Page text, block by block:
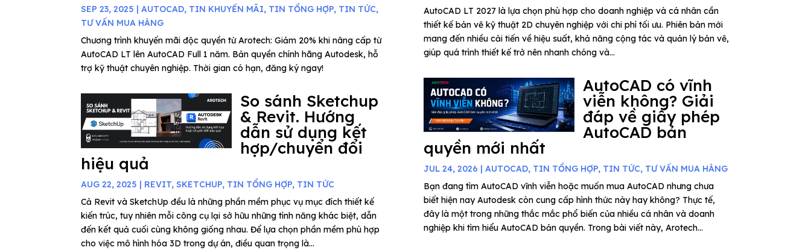
SEP 23, 2025 |AUTOCAD, TIN KHUYẾN MÃI, TIN TỔNG HỢP, TIN TỨC,
TƯ VẤN MUA HÀNG
Chương trình khuyến mãi độc quyền từ Arotech: Giảm 20% khi nâng cấp từ
AutoCAD LT lên AutoCAD Full 1 năm. Bản quyền chính hãng Autodesk, hỗ
trợ kỹ thuật chuyên nghiệp. Thời gian có hạn, đăng ký ngay!
So sánh Sketchup
& Revit. Hướng
dẫn sử dụng kết
hợp/chuyển đổi
hiệu quả
AUG 22, 2025 | REVIT,SKETCHUP, TIN TỔNG HỢP, TIN TỨC
Cả Revit và SketchUp đều là những phần mềm phục vụ mục đích thiết kế
kiến trúc, tuy nhiên mỗi công cụ lại sở hữu những tính năng khác biệt, dẫn
đến kết quả cuối cùng không giống nhau. Để lựa chọn phần mềm phù hợp
cho việc mô hình hóa 3D trong dự án, điều quan trọng là...
AutoCAD LT 2027 là lựa chọn phù hợp cho doanh nghiệp và cá nhân cần
thiết kế bản vẽ kỹ thuật 2D chuyên nghiệp với chi phí tối ưu. Phiên bản mới
mang đến nhiều cải tiến về hiệu suất, khả năng cộng tác và quản lý bản vẽ,
giúp quá trình thiết kế trở nên nhanh chóng và...
AutoCAD có vĩnh
viễn không? Giải
đáp về giấy phép
AutoCAD bản
quyền mới nhất
JUL 24, 2026 | AUTOCAD, TIN TỔNG HỢP, TIN TỨC, TƯ VẤN MUA HÀNG
Bạn đang tìm AutoCAD vĩnh viễn hoặc muốn mua AutoCAD nhưng chưa
biết hiện nay Autodesk còn cung cấp hình thức này hay không? Thực tế,
đây là một trong những thắc mắc phổ biến của nhiều cá nhân và doanh
nghiệp khi tìm hiểu AutoCAD bản quyền. Trong bài viết này, Arotech...